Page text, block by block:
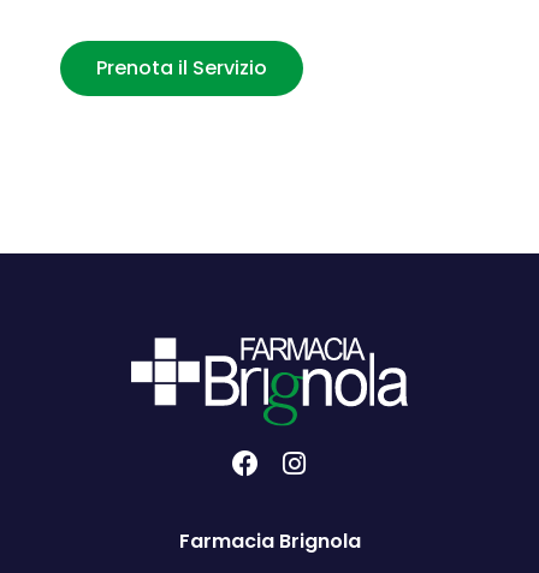
Prenota il Servizio
Farmacia Brignola